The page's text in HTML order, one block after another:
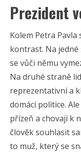
Prezident
Kolem Petra
kontrast. Na
se vůči němu
Na druhé straně
reprezentativní a
domácí politice.
přízeň a chovají k
člověk souhlasit
to muž, který se